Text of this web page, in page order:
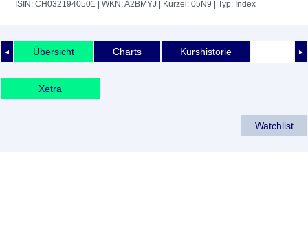
ISIN: CH0321940501 | WKN: A2BMYJ | Kürzel: 05N9 | Typ: Index
◄ ►
Übersicht Charts Kurshistorie
Xetra
Watchlist